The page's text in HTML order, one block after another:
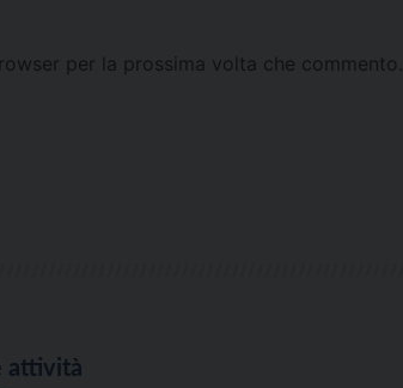
per la prossima volta che commento.
attività